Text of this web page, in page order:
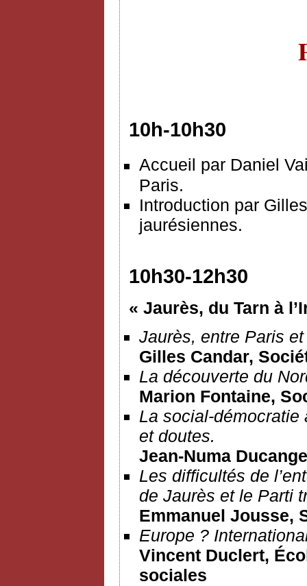
10h-10h30
Accueil par Daniel
Paris.
Introduction par
jaurésiennes.
10h30-12h30
« Jaurès, du Tarn à
Jaurès, entre Paris
Gilles Candar,
La découverte du
Marion Fontaine,
La social-
et doutes.
Jean-Numa
Les difficultés de
de Jaurès et le Parti
Emmanuel Jousse,
Europe ?
Vincent Duclert,
sociales